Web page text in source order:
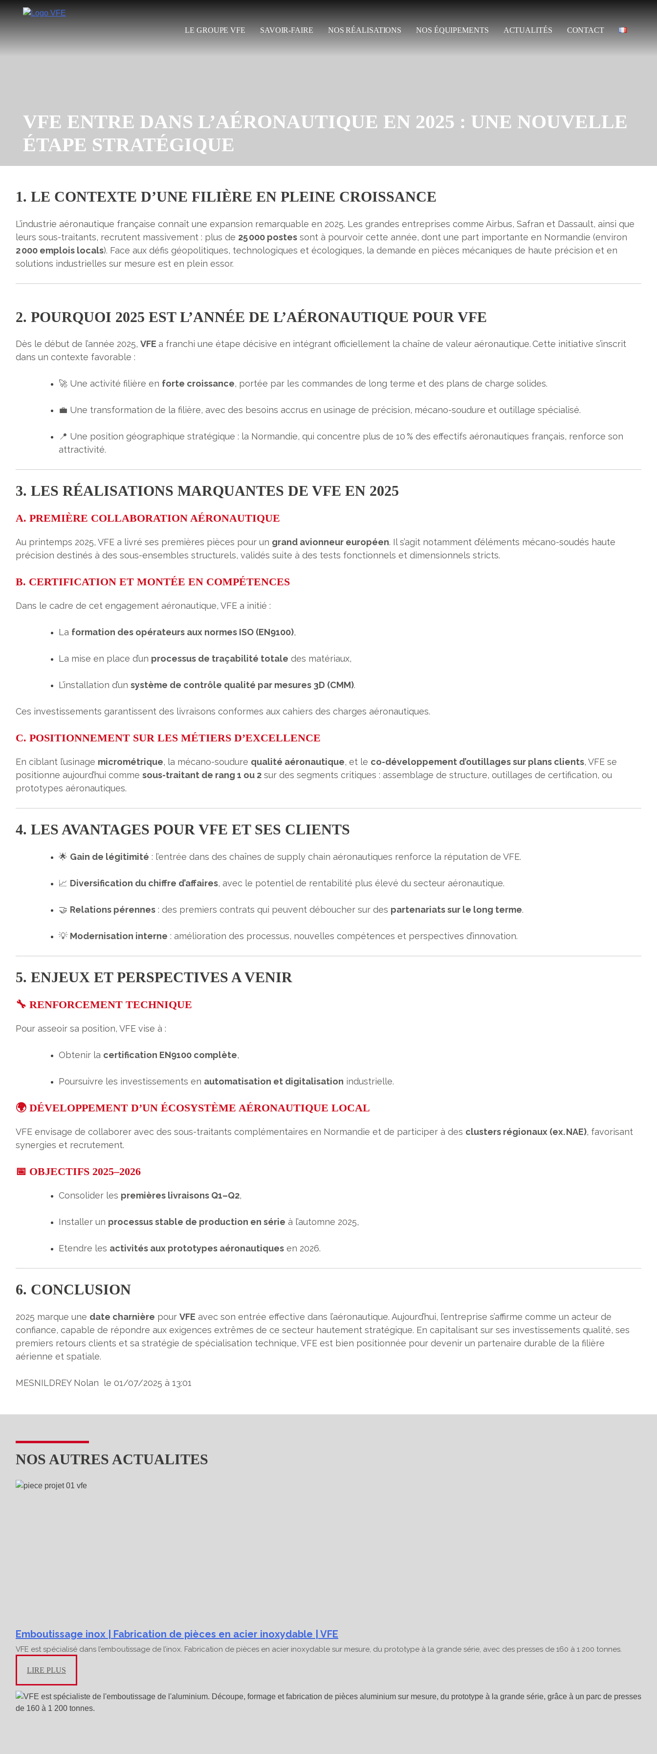
LE GROUPE VFE SAVOIR-FAIRE NOS RÉALISATIONS NOS ÉQUIPEMENTS ACTUALITÉS CONTACT
VFE ENTRE DANS L’AÉRONAUTIQUE EN 2025 : UNE NOUVELLE
ÉTAPE STRATÉGIQUE
1. LE CONTEXTE D’UNE FILIÈRE EN PLEINE CROISSANCE
L’industrie aéronautique française connaît une expansion remarquable en 2025. Les grandes entreprises comme Airbus, Safran et Dassault, ainsi que
leurs sous-traitants, recrutent massivement : plus de 25 000 postes sont à pourvoir cette année, dont une part importante en Normandie (environ
2 000 emplois locals). Face aux défis géopolitiques, technologiques et écologiques, la demande en pièces mécaniques de haute précision et en
solutions industrielles sur mesure est en plein essor.
2. POURQUOI 2025 EST L’ANNÉE DE L’AÉRONAUTIQUE POUR VFE
Dès le début de l’année 2025, VFE a franchi une étape décisive en intégrant officiellement la chaîne de valeur aéronautique. Cette initiative s’inscrit
dans un contexte favorable :
🚀 Une activité filière en forte croissance, portée par les commandes de long terme et des plans de charge solides.
💼 Une transformation de la filière, avec des besoins accrus en usinage de précision, mécano-soudure et outillage spécialisé.
📍 Une position géographique stratégique : la Normandie, qui concentre plus de 10 % des effectifs aéronautiques français, renforce son
attractivité.
3. LES RÉALISATIONS MARQUANTES DE VFE EN 2025
A. PREMIÈRE COLLABORATION AÉRONAUTIQUE
Au printemps 2025, VFE a livré ses premières pièces pour un grand avionneur européen. Il s’agit notamment d’éléments mécano-soudés haute
précision destinés à des sous-ensembles structurels, validés suite à des tests fonctionnels et dimensionnels stricts.
B. CERTIFICATION ET MONTÉE EN COMPÉTENCES
Dans le cadre de cet engagement aéronautique, VFE a initié :
La formation des opérateurs aux normes ISO (EN9100),
La mise en place d’un processus de traçabilité totale des matériaux,
L’installation d’un système de contrôle qualité par mesures 3D (CMM).
Ces investissements garantissent des livraisons conformes aux cahiers des charges aéronautiques.
C. POSITIONNEMENT SUR LES MÉTIERS D’EXCELLENCE
En ciblant l’usinage micrométrique, la mécano-soudure qualité aéronautique, et le co-développement d’outillages sur plans clients, VFE se
positionne aujourd’hui comme sous-traitant de rang 1 ou 2 sur des segments critiques : assemblage de structure, outillages de certification, ou
prototypes aéronautiques.
4. LES AVANTAGES POUR VFE ET SES CLIENTS
🌟 Gain de légitimité : l’entrée dans des chaînes de supply chain aéronautiques renforce la réputation de VFE.
📈 Diversification du chiffre d’affaires, avec le potentiel de rentabilité plus élevé du secteur aéronautique.
🤝 Relations pérennes : des premiers contrats qui peuvent déboucher sur des partenariats sur le long terme.
💡 Modernisation interne : amélioration des processus, nouvelles compétences et perspectives d’innovation.
5. ENJEUX ET PERSPECTIVES A VENIR
🔧 RENFORCEMENT TECHNIQUE
Pour asseoir sa position, VFE vise à :
Obtenir la certification EN9100 complète,
Poursuivre les investissements en automatisation et digitalisation industrielle.
🌍 DÉVELOPPEMENT D’UN ÉCOSYSTÈME AÉRONAUTIQUE LOCAL
VFE envisage de collaborer avec des sous-traitants complémentaires en Normandie et de participer à des clusters régionaux (ex. NAE), favorisant
synergies et recrutement.
📅 OBJECTIFS 2025–2026
Consolider les premières livraisons Q1–Q2,
Installer un processus stable de production en série à l’automne 2025,
Etendre les activités aux prototypes aéronautiques en 2026.
6. CONCLUSION
2025 marque une date charnière pour VFE avec son entrée effective dans l’aéronautique. Aujourd’hui, l’entreprise s’affirme comme un acteur de
confiance, capable de répondre aux exigences extrêmes de ce secteur hautement stratégique. En capitalisant sur ses investissements qualité, ses
premiers retours clients et sa stratégie de spécialisation technique, VFE est bien positionnée pour devenir un partenaire durable de la filière
aérienne et spatiale.
MESNILDREY Nolan le 01/07/2025 à 13:01
NOS AUTRES ACTUALITES
Emboutissage inox | Fabrication de pièces en acier inoxydable | VFE
VFE est spécialisé dans l’emboutissage de l’inox. Fabrication de pièces en acier inoxydable sur mesure, du prototype à la grande série, avec des presses de 160 à 1 200 tonnes.
LIRE PLUS